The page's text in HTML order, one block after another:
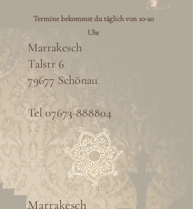
Termine bekommst du täglich von 10-20
Uhr
Marrakesch
Talstr 6
79677 Schönau
Tel07673-888804
Marrakesch